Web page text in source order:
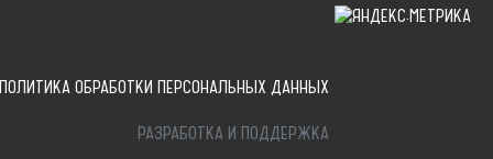
ОБРАБОТКИ ПЕРСОНАЛЬНЫХ ДАННЫХ
РАЗРАБОТКА И ПОДДЕРЖКА